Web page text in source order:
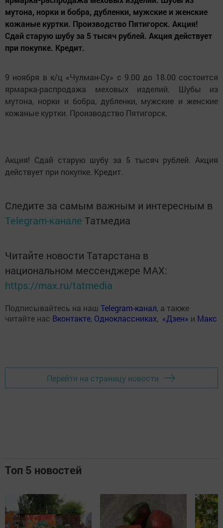
мутона, норки и бобра, дубленки, мужские и женские
кожаные куртки. Производство Пятигорск. Акция!
Сдай старую шубу за 5 тысяч рублей. Акция действует
при покупке. Кредит.
9 ноября в к/ц «Чулман-Су» с 9.00 до 18.00 состоится
ярмарка-распродажа меховых изделий. Шубы из
мутона, норки и бобра, дубленки, мужские и женские
кожаные куртки. Производство Пятигорск.
Акция! Сдай старую шубу за 5 тысяч рублей. Акция
действует при покупке. Кредит.
Следите за самым важным и интересным в
Telegram-канале Татмедиа
Читайте новости Татарстана в
национальном мессенджере MАХ:
https://max.ru/tatmedia
Подписывайтесь на наш Telegram-канал, а также
читайте нас Вконтакте, Одноклассниках, «Дзен» и Макс
Перейти на страницу новости
Топ 5 новостей